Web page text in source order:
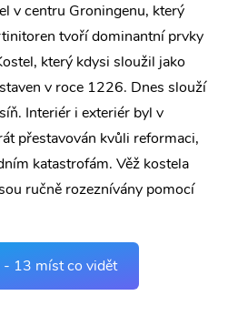
v centru Groningenu, který
tvoří dominantní prvky
který kdysi sloužil jako
v roce 1226. Dnes slouží
Interiér i exteriér byl v
přestavován kvůli reformaci,
katastrofám. Věž kostela
ručně rozeznívány pomocí
- 13 míst co vidět